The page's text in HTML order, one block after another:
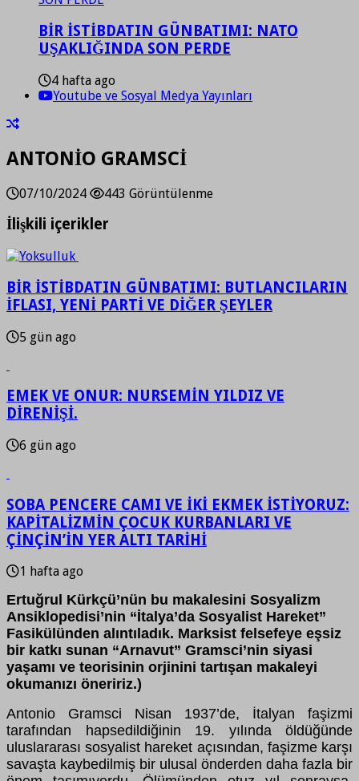
BİR İSTİBDATIN GÜNBATIMI: NATO
UŞAKLIĞINDA SON PERDE
4 hafta ago
Youtube ve Sosyal Medya Yayınları
ANTONİO GRAMSCİ
07/10/2024 443 Görüntülenme
İlişkili içerikler
BİR İSTİBDATIN GÜNBATIMI: BUTLANCILARIN
İFLASI, YENİ PARTİ VE DİĞER ŞEYLER
5 gün ago
EMEK VE ONUR: NURSEMİN YILDIZ VE
DİRENİŞİ.
6 gün ago
SOBA PENCERE CAMI VE İKİ EKMEK İSTİYORUZ:
KAPİTALİZMİN ÇOCUK KURBANLARI VE
ÇİNÇİN’İN YER ALTI TARİHİ
1 hafta ago
Ertuğrul Kürkçü’nün bu makalesini Sosyalizm
Ansiklopedisi’nin “İtalya’da Sosyalist Hareket”
Fasikülünden alıntıladık. Marksist felsefeye eşsiz
bir katkı sunan “Arnavut” Gramsci’nin siyasi
yaşamı ve teorisinin orjinini tartışan makaleyi
okumanızı öneririz.)
Antonio Gramsci Nisan 1937’de, İtalyan faşizmi
tarafından hapsedildiğinin 19. yılında öldüğünde
uluslararası sosyalist hareket açısından, faşizme karşı
savaşta kaybedilmiş bir ulusal önderden daha fazla bir